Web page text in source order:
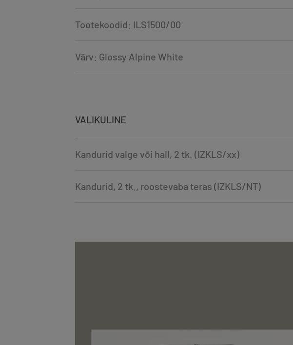
Tootekoodid: ILS1500/00
Värv: Glossy Alpine White
VALIKULINE
Kandurid valge või hall, 2 tk. (IZKLS/xx)
Kandurid, 2 tk., roostevaba teras (IZKLS/NT)